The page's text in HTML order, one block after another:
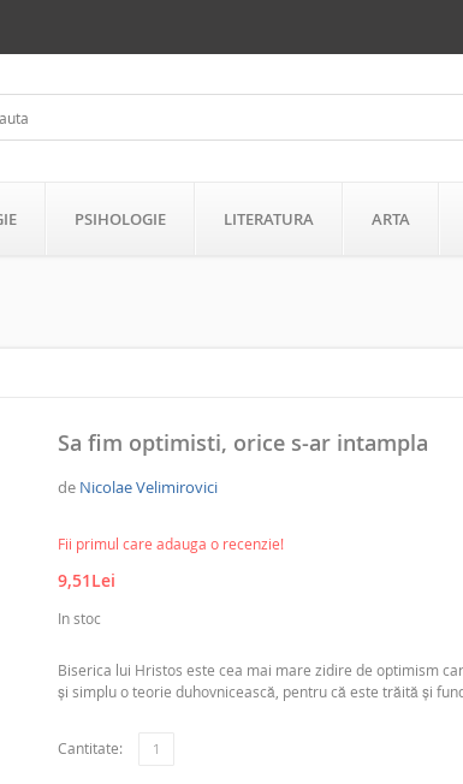
PSIHOLOGIE LITERATURA ARTA
Sa fim optimisti, orice s-ar intampla
de Nicolae Velimirovici
Fii primul care adauga o recenzie!
9,51Lei
In stoc
Biserica lui Hristos este cea mai mare zidire de optimism
și simplu o teorie duhovnicească, pentru că este trăită și
Cantitate: